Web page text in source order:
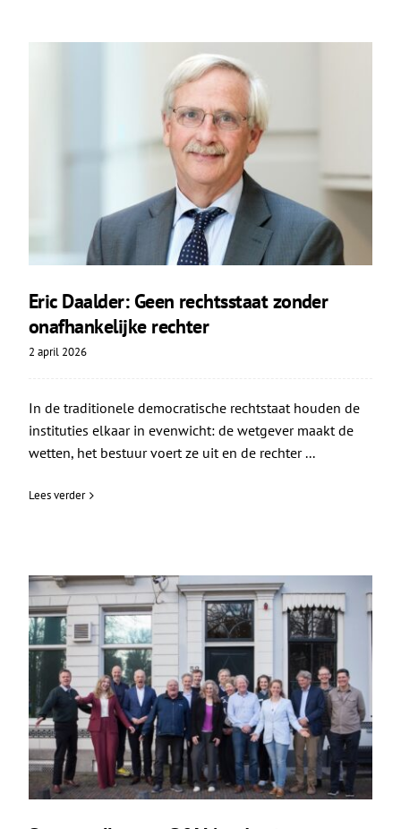
Eric Daalder: Geen rechtsstaat zonder
onafhankelijke rechter
2 april 2026
In de traditionele democratische rechtstaat houden de
instituties elkaar in evenwicht: de wetgever maakt de
wetten, het bestuur voert ze uit en de rechter ...
Lees verder